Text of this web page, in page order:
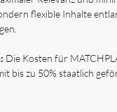
flexible Inhalte
Die Kosten für
bis zu 50% staatlich